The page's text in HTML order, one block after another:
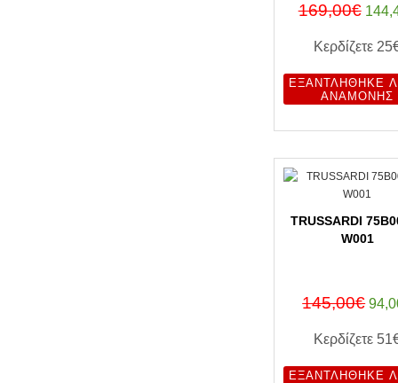
169,00€
Κερδίζετε
ΕΞΑΝΤΛΉΘΗΚΕ
ΑΝΑΜΟΝΉΣ
TRUSSARDI
W001
145,00€
Κερδίζετε
ΕΞΑΝΤΛΉΘΗΚΕ